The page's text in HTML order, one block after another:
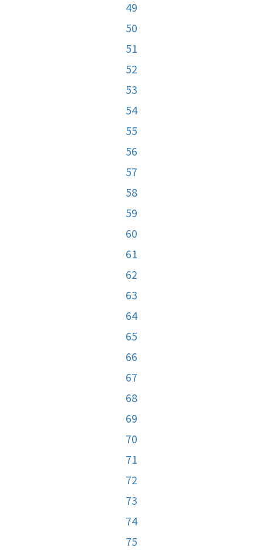
49
50
51
52
53
54
55
56
57
58
59
60
61
62
63
64
65
66
67
68
69
70
71
72
73
74
75